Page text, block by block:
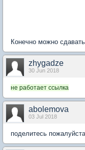
Конечно можно
zhygadze
30 Jun 2018
не работает ссылка
abolemova
03 Jul 2018
поделитесь